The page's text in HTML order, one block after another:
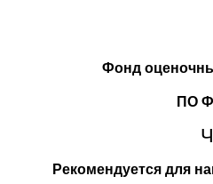
Фонд
ПО
Рекомендуется для